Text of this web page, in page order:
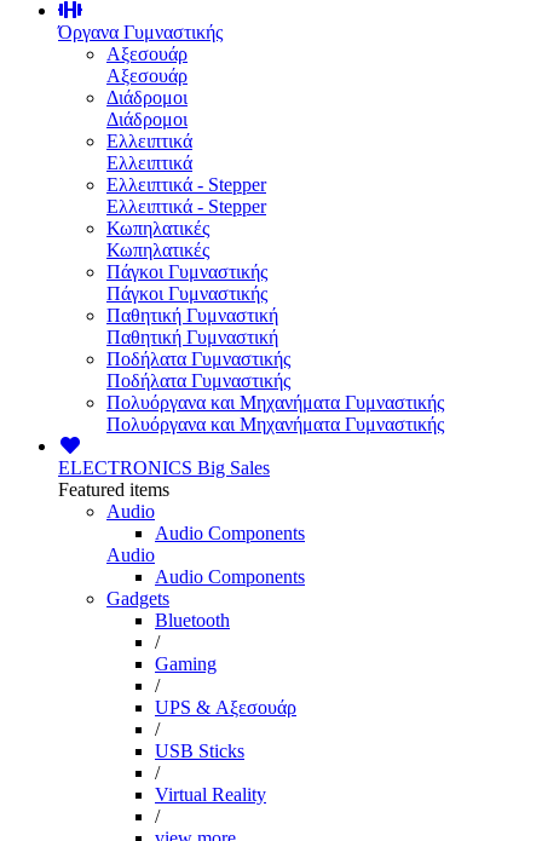
Όργανα Γυμναστικής
Αξεσουάρ
Αξεσουάρ
Διάδρομοι
Διάδρομοι
Ελλειπτικά
Ελλειπτικά
Ελλειπτικά - Stepper
Ελλειπτικά - Stepper
Κωπηλατικές
Κωπηλατικές
Πάγκοι Γυμναστικής
Πάγκοι Γυμναστικής
Παθητική Γυμναστική
Παθητική Γυμναστική
Ποδήλατα Γυμναστικής
Ποδήλατα Γυμναστικής
Πολυόργανα και Μηχανήματα Γυμναστικής
Πολυόργανα και Μηχανήματα Γυμναστικής
ELECTRONICS Big Sales
Featured items
Audio
Audio Components
Audio
Audio Components
Gadgets
Bluetooth
/
Gaming
/
UPS & Αξεσουάρ
/
USB Sticks
/
Virtual Reality
/